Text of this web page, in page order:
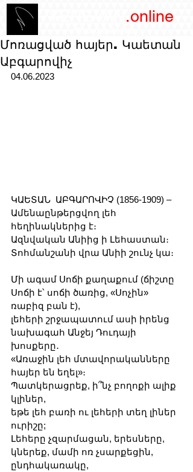
.online
Մոռացված հայեր. Կաետան
Աբգարովիչ
04.06.2023
ԿԱԵՏԱՆ  ԱԲԳԱՐՈՎԻՉ (1856-1909) –
Ամենաընթերցվող լեհ
հեղինակներից է։
Ազնվական Անիից ի Լեհաստան։
Տոհմանշանի վրա Անիի շունչ կա։
Մի ագամ Սոճի քաղաքում (ճիշտը
Սոճի է՝ սոճի ծառից, «Սոչին»
ռաբիզ բան է),
լեհերի շրջապատում ասի իրենց
նախագահ Անջեյ Դուդայի
խոսքերը․
«Առաջին լեհ մտավորականները
հայեր են եղել»։
Պատկերացրեք, ի՞նչ բողոքի ալիք
կլիներ,
եթե լեհ բառի ու լեհերի տեղ լիներ
ուրիշը;
Լեհերը չզարմացան, երեսները,
կներեք, մամի ոռ չսարքեցին,
ընդհակառակը,